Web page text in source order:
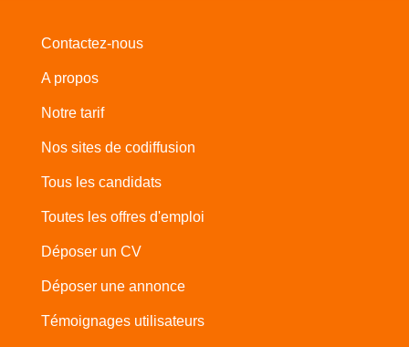
Contactez-nous
A propos
Notre tarif
Nos sites de codiffusion
Tous les candidats
Toutes les offres d'emploi
Déposer un CV
Déposer une annonce
Témoignages utilisateurs